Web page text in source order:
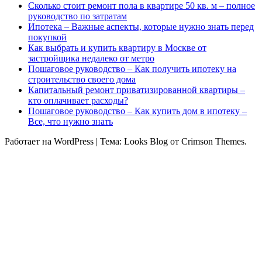
Сколько стоит ремонт пола в квартире 50 кв. м – полное
руководство по затратам
Ипотека – Важные аспекты, которые нужно знать перед
покупкой
Как выбрать и купить квартиру в Москве от
застройщика недалеко от метро
Пошаговое руководство – Как получить ипотеку на
строительство своего дома
Капитальный ремонт приватизированной квартиры –
кто оплачивает расходы?
Пошаговое руководство – Как купить дом в ипотеку –
Все, что нужно знать
Работает на WordPress | Тема: Looks Blog от Crimson Themes.